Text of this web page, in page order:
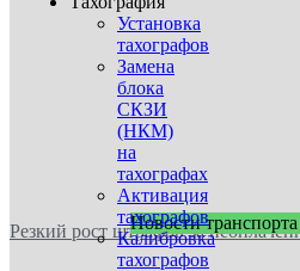
Установка
тахографов
Замена
блока
СКЗИ
(НКМ)
на
тахографах
Активация
тахографов
Калибровка
тахографов
Новости
Резкий рост штрафов за